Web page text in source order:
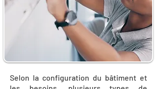
Selon la configuration du bâtiment et